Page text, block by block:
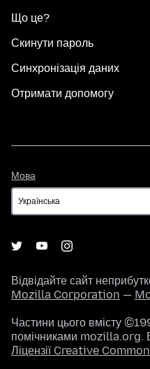
Що це?
Скинути пароль
Синхронізація даних
Отримати допомогу
Мова
Відвідайте сайт
Mozilla Corporation —
Частини цього вмісту
помічниками mozilla.org.
Ліцензії Creative